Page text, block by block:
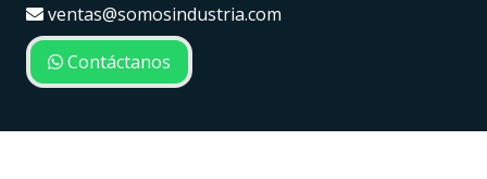
ventas@somosindustria.com
Contáctanos